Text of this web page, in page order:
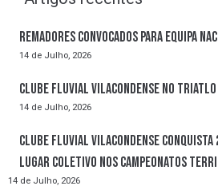
Remadores convocados para Equipa
14 de Julho, 2026
Clube Fluvial Vilacondense no Triatlo
14 de Julho, 2026
Clube Fluvial Vilacondense conquista
lugar coletivo nos Campeonatos
14 de Julho, 2026